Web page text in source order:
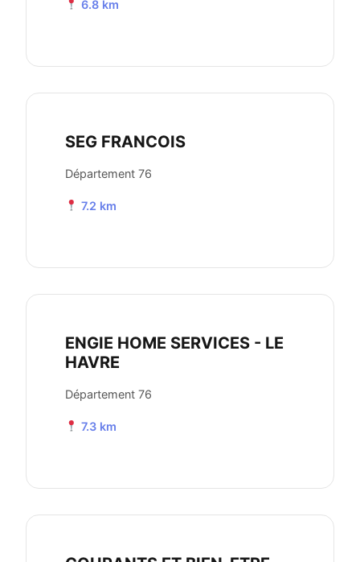
6.8 km
SEG FRANCOIS
Département 76
7.2 km
ENGIE HOME SERVICES - LE
HAVRE
Département 76
7.3 km